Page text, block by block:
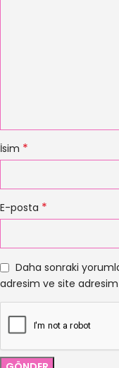
İsim *
E-posta *
Daha sonraki
adresim ve site adresim